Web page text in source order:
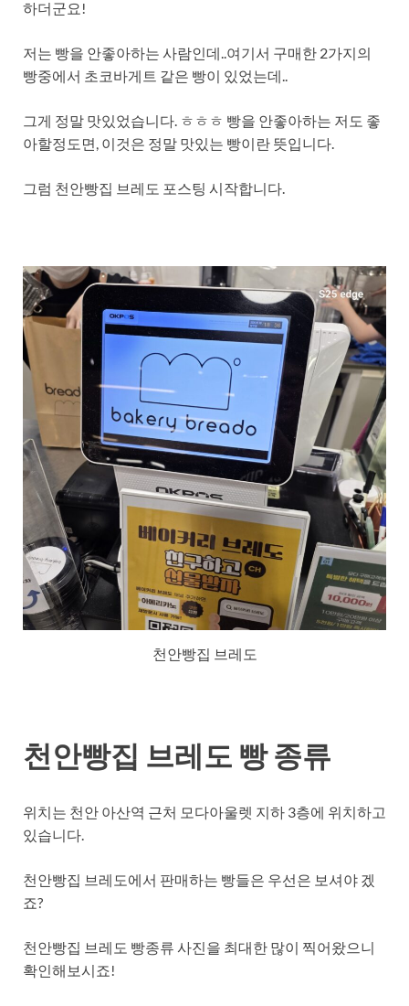
하더군요!
저는 빵을 안좋아하는 사람인데..여기서 구매한 2가지의
빵중에서 초코바게트 같은 빵이 있었는데..
그게 정말 맛있었습니다. ㅎㅎㅎ 빵을 안좋아하는 저도 좋
아할정도면, 이것은 정말 맛있는 빵이란 뜻입니다.
그럼 천안빵집 브레도 포스팅 시작합니다.
천안빵집 브레도
천안빵집 브레도 빵 종류
위치는 천안 아산역 근처 모다아울렛 지하 3층에 위치하고
있습니다.
천안빵집 브레도에서 판매하는 빵들은 우선은 보셔야 겠
죠?
천안빵집 브레도 빵종류 사진을 최대한 많이 찍어왔으니
확인해보시죠!